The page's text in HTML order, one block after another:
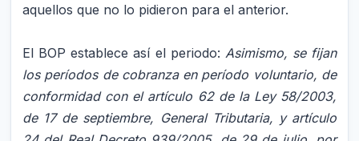
aquellos que no lo pidieron para el anterior.
El BOP establece así el periodo: Asimismo, se fijan
los períodos de cobranza en período voluntario, de
conformidad con el artículo 62 de la Ley 58/2003,
de 17 de septiembre, General Tributaria, y artículo